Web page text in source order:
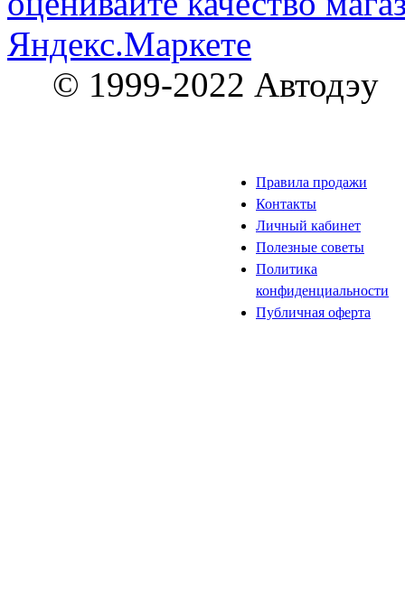
Правила продажи
Контакты
Личный кабинет
Полезные советы
Политика
конфиденциальности
Публичная оферта
© 1999-2022 Автодэу